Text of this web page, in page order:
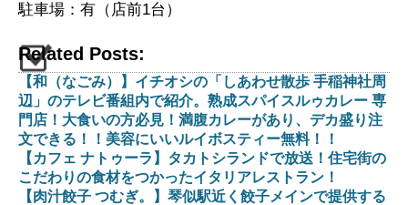
駐車場：有（店前1台）
Related Posts:
【和（なごみ）】イチオシの「しあわせ散歩 手稲神社周
辺」のテレビ番組内で紹介。熟成スパイスルゥカレー 専
門店！大食いの方必見！満腹カレーがあり、デカ盛り注
文できる！！美容にいいルイボスティー無料！！
【カフェ ナトゥーラ】タカトシランドで放送！住宅街の
こだわりの食材をつかったイタリアレストラン！
【肉汁餃子 つむぎ。】琴似駅近く餃子メインで提供する